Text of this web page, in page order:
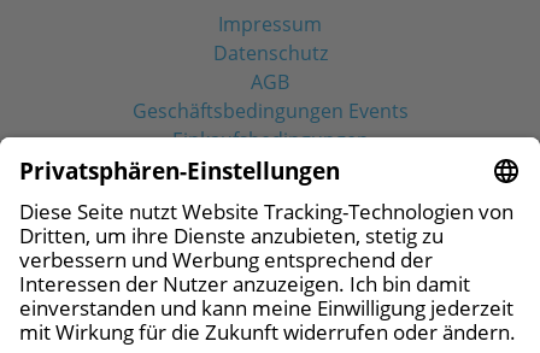
Impressum
Datenschutz
AGB
Geschäftsbedingungen Events
Einkaufsbedingungen
Social Media